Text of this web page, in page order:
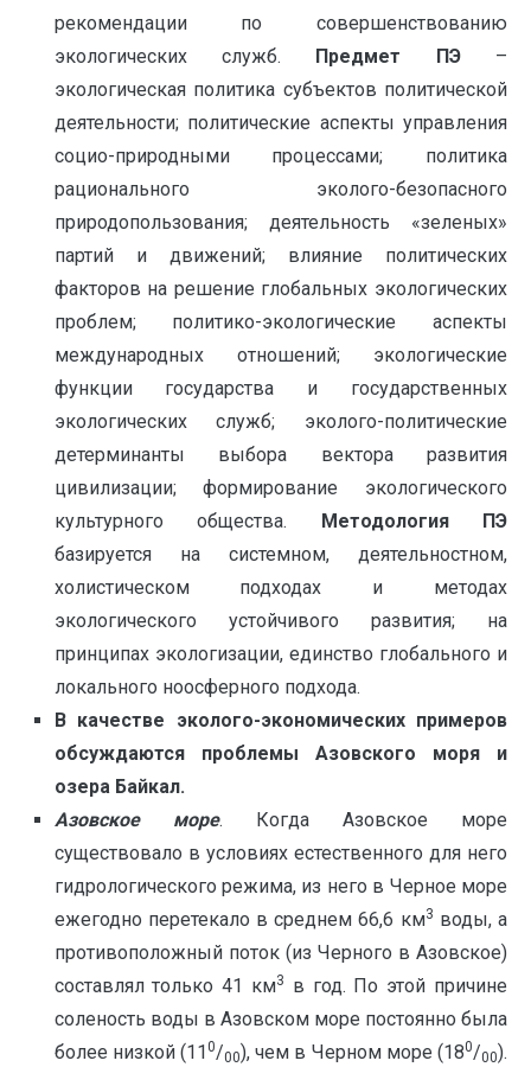
рекомендации по совершенствованию
экологических служб. Предмет ПЭ–
экологическая политика субъектов политической
деятельности; политические аспекты управления
социо-природными процессами; политика
рационального эколого-безопасного
природопользования; деятельность «зеленых»
партий и движений; влияние политических
факторов на решение глобальных экологических
проблем; политико-экологические аспекты
международных отношений; экологические
функции государства и государственных
экологических служб; эколого-политические
детерминанты выбора вектора развития
цивилизации; формирование экологического
культурного общества. Методология ПЭ
базируется на системном, деятельностном,
холистическом подходах и методах
экологического устойчивого развития; на
принципах экологизации, единство глобального и
локального ноосферного подхода.
В качестве эколого-экономических примеров
обсуждаются проблемы Азовского моря и
озера Байкал.
Азовское море. Когда Азовское море
существовало в условиях естественного для него
гидрологического режима, из него в Черное море
ежегодно перетекало в среднем 66,6 км3 воды, а
противоположный поток (из Черного в Азовское)
составлял только 41 км3
в год. По этой причине
соленость воды в Азовском море постоянно была
более низкой (110/00), чем в Черном море (180/00).